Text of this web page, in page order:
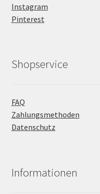
Instagram
Pinterest
Shopservice
FAQ
Zahlungsmethoden
Datenschutz
Informationen